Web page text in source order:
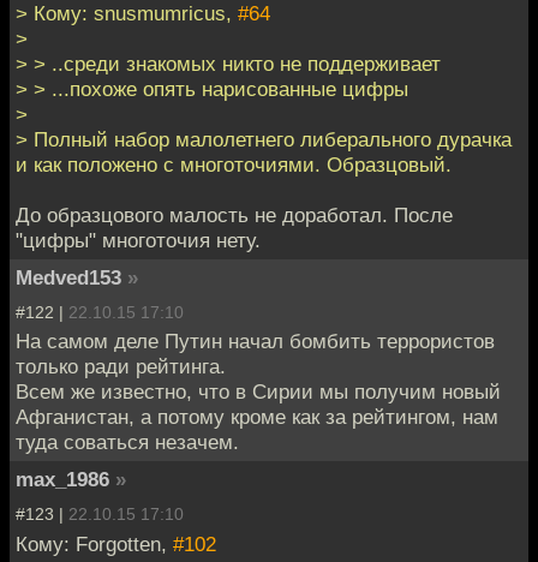
> Кому: snusmumricus, #64
>
> > ..среди знакомых никто не поддерживает
> > ...похоже опять нарисованные цифры
>
> Полный набор малолетнего либерального дурачка
и как положено с многоточиями. Образцовый.
До образцового малость не доработал. После
"цифры" многоточия нету.
Medved153 »
#122 | 22.10.15 17:10
На самом деле Путин начал бомбить террористов
только ради рейтинга.
Всем же известно, что в Сирии мы получим новый
Афганистан, а потому кроме как за рейтингом, нам
туда соваться незачем.
max_1986 »
#123 | 22.10.15 17:10
Кому: Forgotten, #102